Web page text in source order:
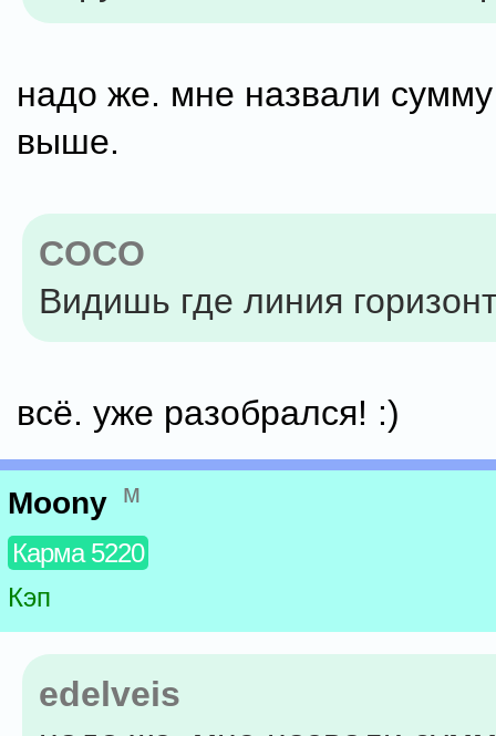
надо же. мне назвали
выше.
COCO
Видишь где линия
всё. уже разобрался! :)
Moony м
Карма 5220
Кэп
edelveis